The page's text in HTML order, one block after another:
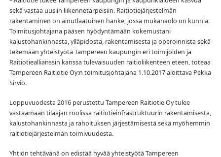
sekä vastaa uusiin liikennetarpeisiin. Raitiotiejärjestelmän
rakentaminen on ainutlaatuinen hanke, jossa mukanaolo on kunnia.
Toimitusjohtajana pääsen hyödyntämään kokemustani
kalustohankinnasta, ylläpidosta, rakentamisesta ja operoinnista sekä
tekemään yhteistyötä Tampereen kaupungin eri toimijoiden ja
Raitiotieallianssin kanssa tulevaisuuden raitioliikenteen eteen, toteaa
Tampereen Raitiotie Oy:n toimitusjohtajana 1.10.2017 aloittava Pekka
Sirviö.
Loppuvuodesta 2016 perustettu Tampereen Raitiotie Oy tulee
vastaamaan tilaajan roolissa raitiotieinfrastruktuurin rakentamisesta,
kalustohankinnasta ja rahoituksen järjestämisestä sekä myöhemmin
raitiotiejärjestelmän toimivuudesta.
Yhtiön tehtävänä on edistää hyvää yhteistyötä Tampereen